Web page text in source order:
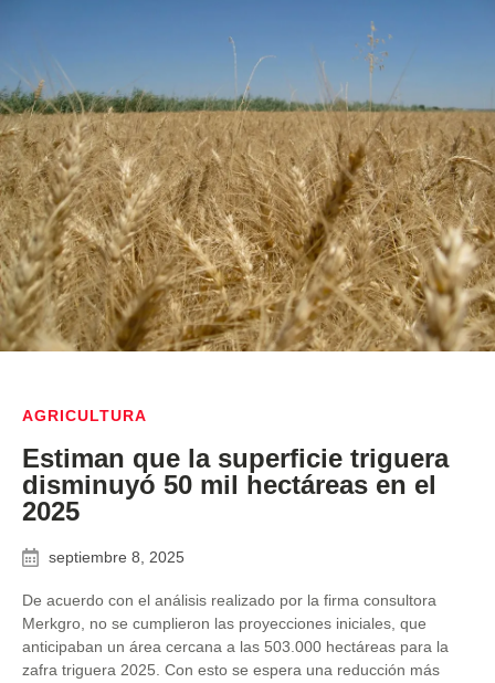
AGRICULTURA
Estiman que la superficie triguera
disminuyó 50 mil hectáreas en el
2025
septiembre 8, 2025
De acuerdo con el análisis realizado por la firma consultora
Merkgro, no se cumplieron las proyecciones iniciales, que
anticipaban un área cercana a las 503.000 hectáreas para la
zafra triguera 2025. Con esto se espera una reducción más